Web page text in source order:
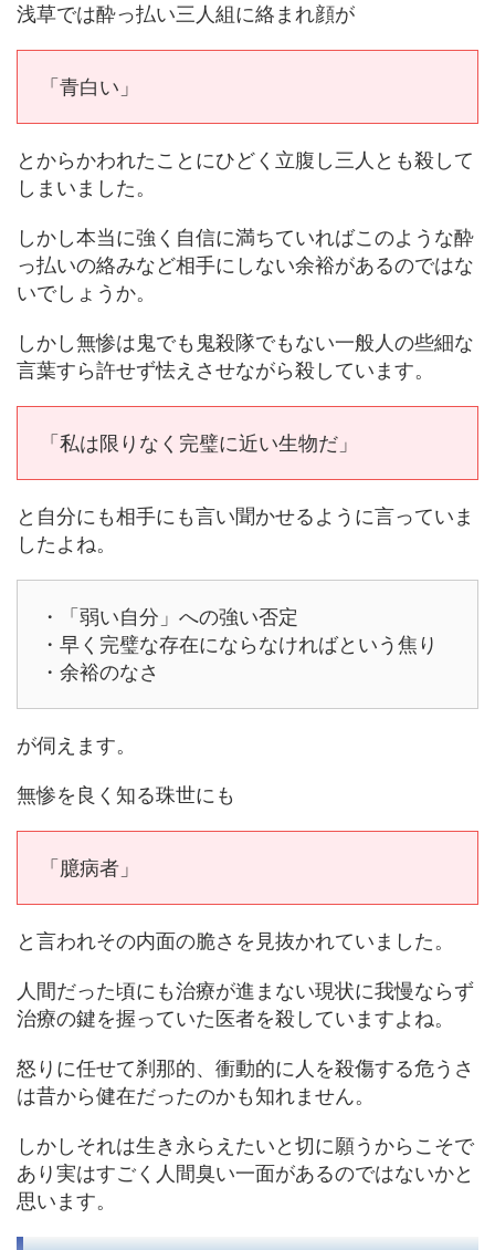
浅草では酔っ払い三人組に絡まれ顔が
「青白い」
とからかわれたことにひどく立腹し三人とも殺して
しまいました。
しかし本当に強く自信に満ちていればこのような酔
っ払いの絡みなど相手にしない余裕があるのではな
いでしょうか。
しかし無惨は鬼でも鬼殺隊でもない一般人の些細な
言葉すら許せず怯えさせながら殺しています。
「私は限りなく完璧に近い生物だ」
と自分にも相手にも言い聞かせるように言っていま
したよね。
・「弱い自分」への強い否定
・早く完璧な存在にならなければという焦り
・余裕のなさ
が伺えます。
無惨を良く知る珠世にも
「臆病者」
と言われその内面の脆さを見抜かれていました。
人間だった頃にも治療が進まない現状に我慢ならず
治療の鍵を握っていた医者を殺していますよね。
怒りに任せて刹那的、衝動的に人を殺傷する危うさ
は昔から健在だったのかも知れません。
しかしそれは生き永らえたいと切に願うからこそで
あり実はすごく人間臭い一面があるのではないかと
思います。